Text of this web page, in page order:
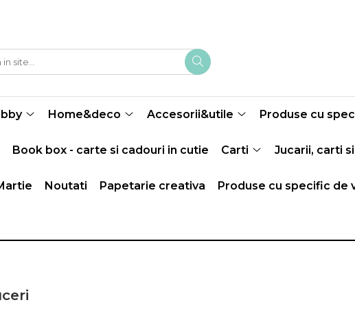
Home&deco Accesorii&utile Produse cu
Book box - carte si cadouri in cutie Carti Jucarii, carti
Noutati Papetarie creativa Produse cu specific de